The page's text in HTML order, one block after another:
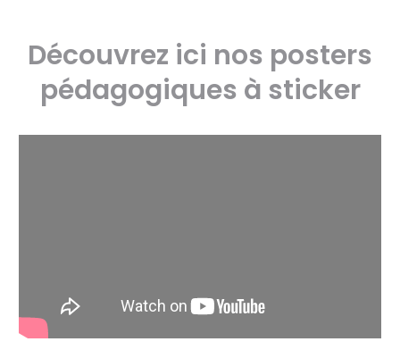
Découvrez ici nos posters
pédagogiques à sticker